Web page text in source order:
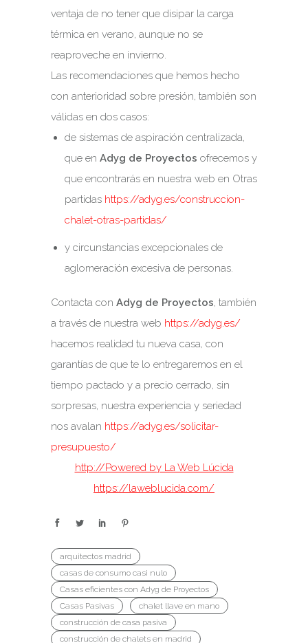
ventaja de no tener que disipar la carga
térmica en verano, aunque no se
reaproveche en invierno.
Las recomendaciones que hemos hecho
con anterioridad sobre presión, también son
válidas en dos casos:
de sistemas de aspiración centralizada,
que en Adyg de Proyectos ofrecemos y
que encontrarás en nuestra web en Otras
partidas https://adyg.es/construccion-
chalet-otras-partidas/
y circunstancias excepcionales de
aglomeración excesiva de personas.
Contacta con Adyg de Proyectos, también
a través de nuestra web https://adyg.es/
hacemos realidad tu nueva casa, con
garantías de que te lo entregaremos en el
tiempo pactado y a precio cerrado, sin
sorpresas, nuestra experiencia y seriedad
nos avalan https://adyg.es/solicitar-
presupuesto/
http://Powered by La Web Lúcida
https://laweblucida.com/
arquitectos madrid
casas de consumo casi nulo
Casas eficientes con Adyg de Proyectos
Casas Pasivas
chalet llave en mano
construcción de casa pasiva
construcción de chalets en madrid